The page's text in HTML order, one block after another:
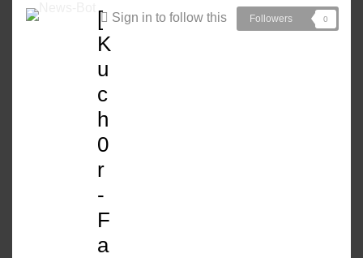
Sign in to follow this Followers 0
[
K
u
c
h
0
r
-
F
a